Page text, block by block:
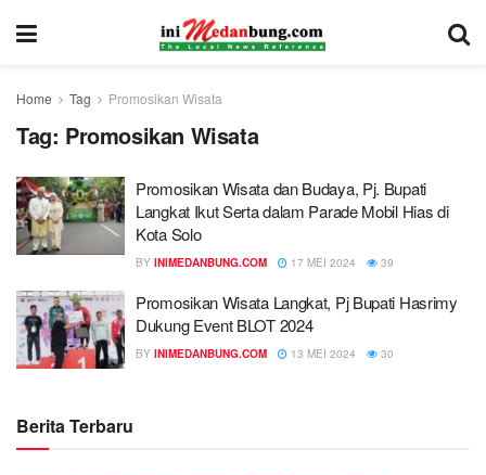
Home Tag Promosikan Wisata
Tag: Promosikan Wisata
Promosikan Wisata dan Budaya, Pj. Bupati
Langkat Ikut Serta dalam Parade Mobil Hias di
Kota Solo
BY INIMEDANBUNG.COM 17 MEI 2024 39
Promosikan Wisata Langkat, Pj Bupati Hasrimy
Dukung Event BLOT 2024
BY INIMEDANBUNG.COM 13 MEI 2024 30
Berita Terbaru